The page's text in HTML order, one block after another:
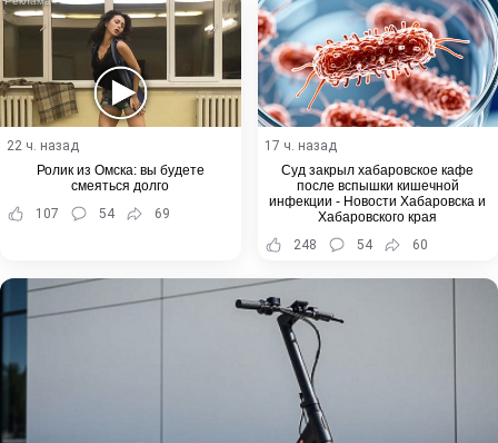
22 ч. назад
Ролик из Омска: вы будете
смеяться долго
107
54 69
17 ч. назад
Суд закрыл хабаровское кафе
после вспышки кишечной
инфекции - Новости Хабаровска и
Хабаровского края
248
54 60